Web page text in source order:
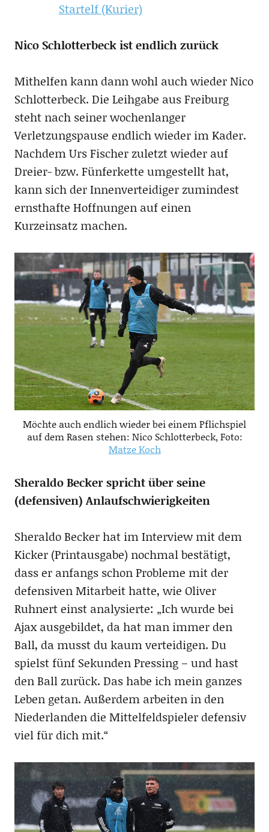
Startelf (Kurier)
Nico Schlotterbeck ist endlich zurück
Mithelfen kann dann wohl auch wieder Nico
Schlotterbeck. Die Leihgabe aus Freiburg
steht nach seiner wochenlanger
Verletzungspause endlich wieder im Kader.
Nachdem Urs Fischer zuletzt wieder auf
Dreier- bzw. Fünferkette umgestellt hat,
kann sich der Innenverteidiger zumindest
ernsthafte Hoffnungen auf einen
Kurzeinsatz machen.
Möchte auch endlich wieder bei einem Pflichspiel
auf dem Rasen stehen: Nico Schlotterbeck, Foto:
Matze Koch
Sheraldo Becker spricht über seine
(defensiven) Anlaufschwierigkeiten
Sheraldo Becker hat im Interview mit dem
Kicker (Printausgabe) nochmal bestätigt,
dass er anfangs schon Probleme mit der
defensiven Mitarbeit hatte, wie Oliver
Ruhnert einst analysierte: „Ich wurde bei
Ajax ausgebildet, da hat man immer den
Ball, da musst du kaum verteidigen. Du
spielst fünf Sekunden Pressing – und hast
den Ball zurück. Das habe ich mein ganzes
Leben getan. Außerdem arbeiten in den
Niederlanden die Mittelfeldspieler defensiv
viel für dich mit.“